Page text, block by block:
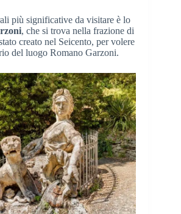
più significative da visitare è lo
, che si trova nella frazione di
creato nel Seicento, per volere
del luogo Romano Garzoni.